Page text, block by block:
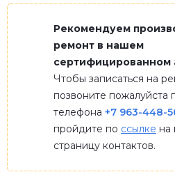
Рекомендуем
ремонт в нашем
сертифицированном
Чтобы записаться на
позвоните пожалуйста
телефона +7 963-448-
пройдите по ссылке на
страницу контактов.